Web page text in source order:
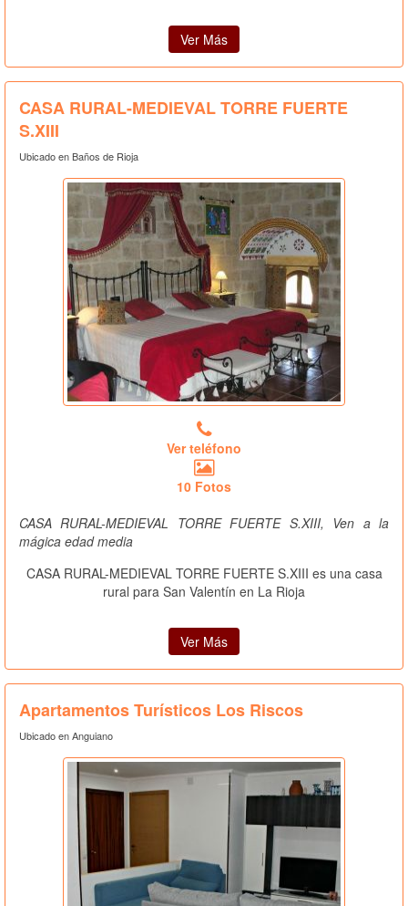
Ver Más
CASA RURAL-MEDIEVAL TORRE FUERTE
S.XIII
Ubicado en Baños de Rioja
Ver teléfono
10 Fotos
CASA RURAL-MEDIEVAL TORRE FUERTE S.XIII, Ven a la
mágica edad media
CASA RURAL-MEDIEVAL TORRE FUERTE S.XIII es una casa
rural para San Valentín en La Rioja
Ver Más
Apartamentos Turísticos Los Riscos
Ubicado en Anguiano